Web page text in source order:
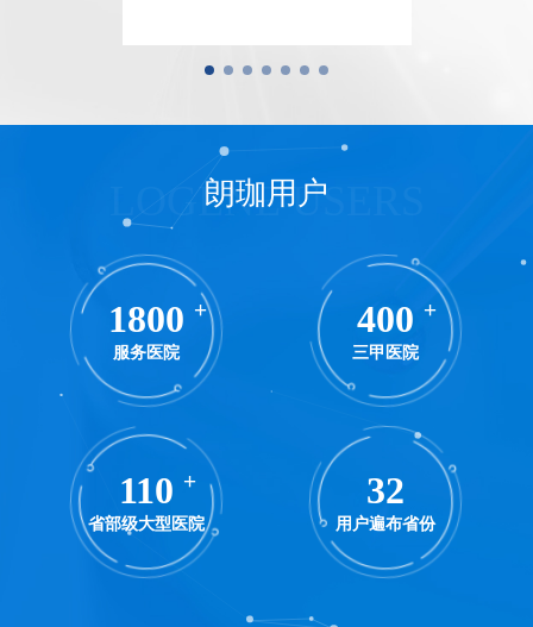
朗珈用户
LOGENE USERS
1800 +
服务医院
400 +
三甲医院
110 +
省部级大型医院
32
用户遍布省份